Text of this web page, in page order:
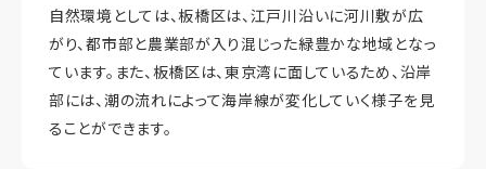
自然環境としては、板橋区は、江戸川沿いに河川敷が広
がり、都市部と農業部が入り混じった緑豊かな地域となっ
ています。また、板橋区は、東京湾に面しているため、沿岸
部には、潮の流れによって海岸線が変化していく様子を見
ることができます。